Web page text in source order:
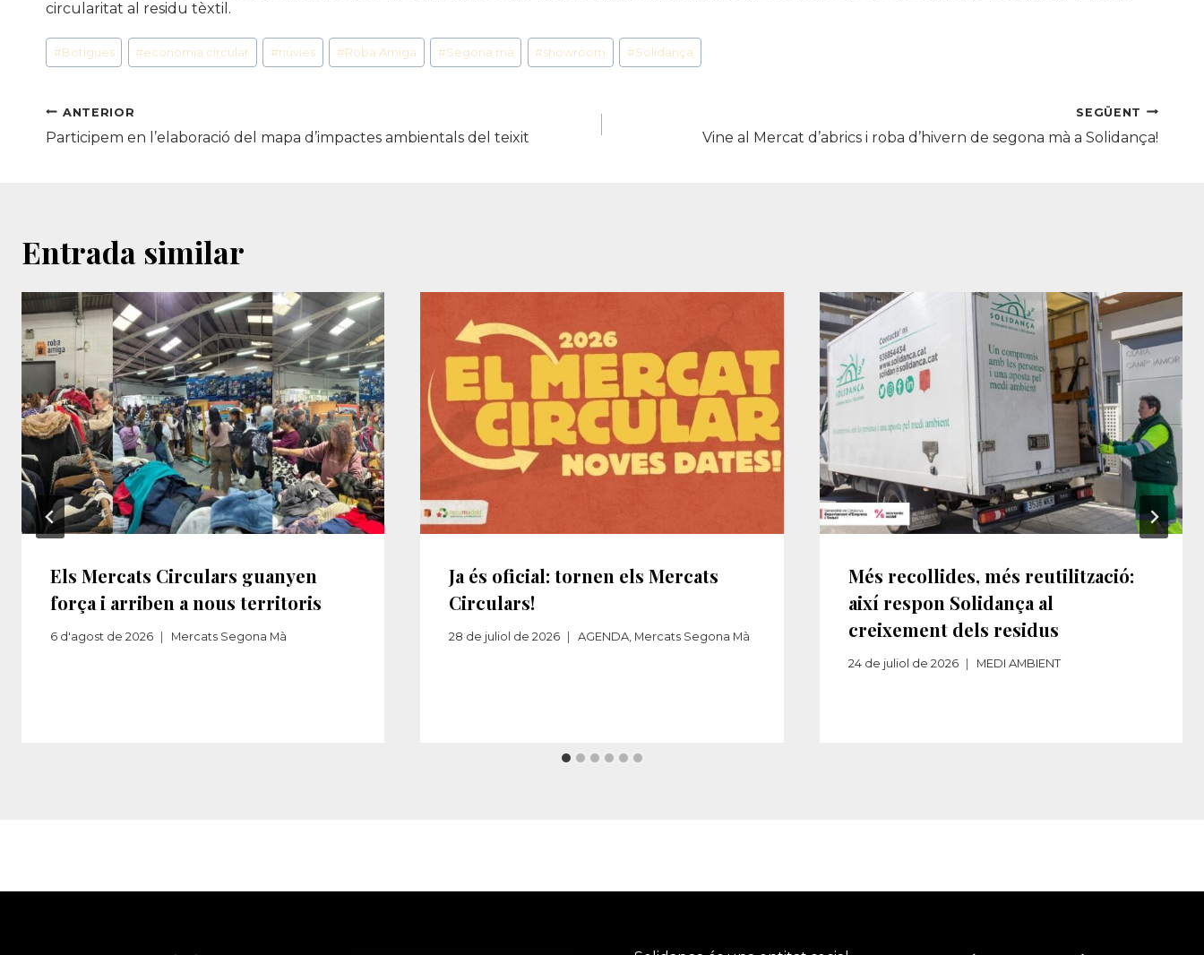
circularitat al residu tèxtil.
Etiquetes
d'entrada
#Botigues #economia circular #núvies #Roba Amiga #Segona mà #showroom #Solidança
Navegació
d'entrades
ANTERIOR
Participem en l’elaboració del mapa d’impactes ambientals del teixit
SEGÜENT
Vine al Mercat d’abrics i roba d’hivern de segona mà a Solidança!
Entrada similar
Els Mercats Circulars guanyen
força i arriben a nous territoris
6 d'agost de 2026 Mercats Segona Mà
Ja és oficial: tornen els Mercats
Circulars!
28 de juliol de 2026 AGENDA Mercats Segona Mà
Més recollides, més reutilització:
així respon Solidança al
creixement dels residus​‌
24 de juliol de 2026 MEDI AMBIENT